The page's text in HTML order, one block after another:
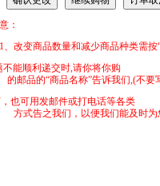
和减少商品种类需按“确
于网络问题不能
的邮品的“商品名称”告诉我们,(不要
复”里留言，也可
方式告之我们，以便我们能及时